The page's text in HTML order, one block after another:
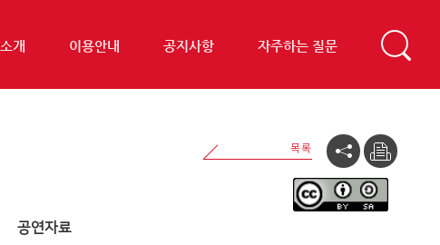
소개 이용안내 공지사항 자주하는 질문
공연자료